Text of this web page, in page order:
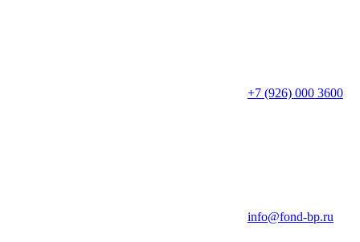
+7 (926) 000 3600
info@fond-bp.ru